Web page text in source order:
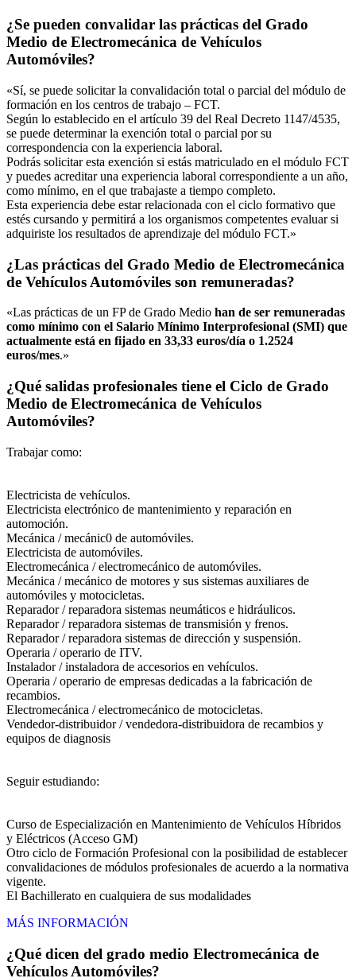
¿Se pueden convalidar las prácticas del Grado
Medio de Electromecánica de Vehículos
Automóviles?
«Sí, se puede solicitar la convalidación total o parcial del módulo de
formación en los centros de trabajo – FCT.
Según lo establecido en el artículo 39 del Real Decreto 1147/4535,
se puede determinar la exención total o parcial por su
correspondencia con la experiencia laboral.
Podrás solicitar esta exención si estás matriculado en el módulo FCT
y puedes acreditar una experiencia laboral correspondiente a un año,
como mínimo, en el que trabajaste a tiempo completo.
Esta experiencia debe estar relacionada con el ciclo formativo que
estés cursando y permitirá a los organismos competentes evaluar si
adquiriste los resultados de aprendizaje del módulo FCT.»
¿Las prácticas del Grado Medio de Electromecánica
de Vehículos Automóviles son remuneradas?
«Las prácticas de un FP de Grado Medio han de ser remuneradas
como mínimo con el Salario Mínimo Interprofesional (SMI) que
actualmente está en fijado en 33,33 euros/día o 1.2524
euros/mes.»
¿Qué salidas profesionales tiene el Ciclo de Grado
Medio de Electromecánica de Vehículos
Automóviles?
Trabajar como:
Electricista de vehículos.
Electricista electrónico de mantenimiento y reparación en
automoción.
Mecánica / mecánic0 de automóviles.
Electricista de automóviles.
Electromecánica / electromecánico de automóviles.
Mecánica / mecánico de motores y sus sistemas auxiliares de
automóviles y motocicletas.
Reparador / reparadora sistemas neumáticos e hidráulicos.
Reparador / reparadora sistemas de transmisión y frenos.
Reparador / reparadora sistemas de dirección y suspensión.
Operaria / operario de ITV.
Instalador / instaladora de accesorios en vehículos.
Operaria / operario de empresas dedicadas a la fabricación de
recambios.
Electromecánica / electromecánico de motocicletas.
Vendedor-distribuidor / vendedora-distribuidora de recambios y
equipos de diagnosis
Seguir estudiando:
Curso de Especialización en Mantenimiento de Vehículos Híbridos
y Eléctricos (Acceso GM)
Otro ciclo de Formación Profesional con la posibilidad de establecer
convalidaciones de módulos profesionales de acuerdo a la normativa
vigente.
El Bachillerato en cualquiera de sus modalidades
MÁS INFORMACIÓN
¿Qué dicen del grado medio Electromecánica de
Vehículos Automóviles?